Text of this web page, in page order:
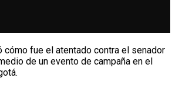
cómo fue el atentado contra el senador
de un evento de campaña en el